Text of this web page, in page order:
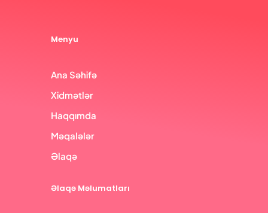
Menyu
Ana Səhifə
Xidmətlər
Haqqımda
Məqalələr
Əlaqə
Əlaqə Məlumatları